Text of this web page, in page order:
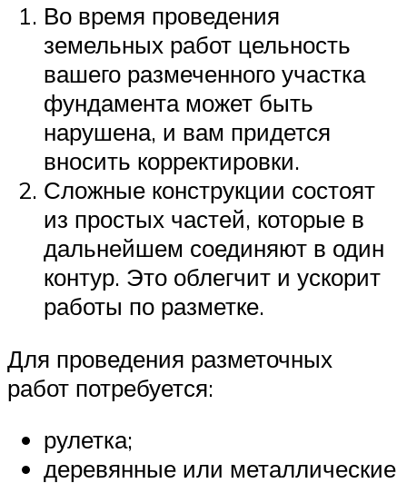
Во время проведения
земельных работ цельность
вашего размеченного участка
фундамента может быть
нарушена, и вам придется
вносить корректировки.
Сложные конструкции состоят
из простых частей, которые в
дальнейшем соединяют в один
контур. Это облегчит и ускорит
работы по разметке.
Для проведения разметочных
работ потребуется:
рулетка;
деревянные или металлические